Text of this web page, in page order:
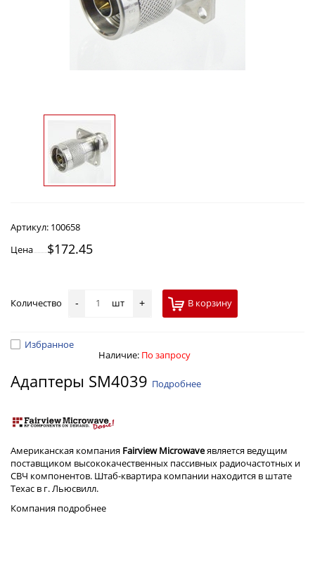
Артикул: 100658
Цена
$172.45
Количество - шт + В корзину
Избранное
Наличие: По запросу
Адаптеры SM4039 Подробнее
Американская компания Fairview Microwaveявляется ведущим
поставщиком высококачественных пассивных радиочастотных и
СВЧ компонентов. Штаб-квартира компании находится в штате
Техас в г. Льюсвилл.
Компания подробнее